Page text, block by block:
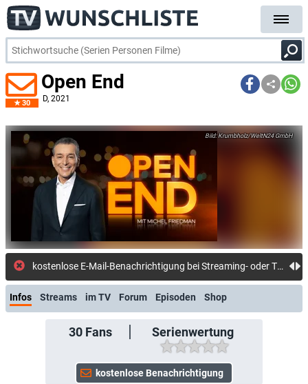
30
Open End
D, 2021
Krumbholz/WeltN24 GmbH
kostenlose E-Mail-Benachrichtigung bei Streaming- oder TV-Start
Infos Streams im TV Forum Episoden Shop
30Fans Serienwertung